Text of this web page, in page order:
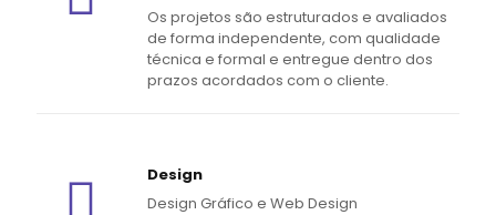
Os projetos são estruturados e avaliados
de forma independente, com qualidade
técnica e formal e entregue dentro dos
prazos acordados com o cliente.
Design
Design Gráfico e Web Design